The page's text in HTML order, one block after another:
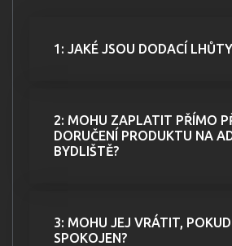
1: JAKÉ JSOU DODACÍ
2: MOHU ZAPLATIT PŘÍMO
DORUČENÍ PRODUKTU NA
BYDLIŠTĚ?
3: MOHU JEJ VRÁTIT,
SPOKOJEN?